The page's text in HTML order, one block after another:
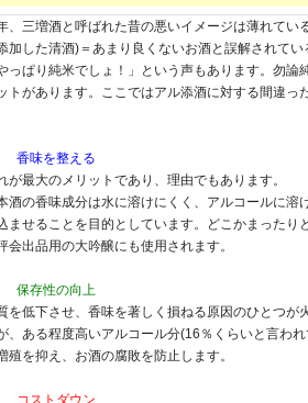
、三増酒と呼ばれた昔の悪いイメージは薄れて
加した清酒)＝あまり良くないお酒と誤解されて
っぱり純米でしょ！」という声もあります。勿
トがあります。ここではアル添酒に対する間違っ
香味を整える
が最大のメリットであり、理由でもあります。
酒の香味成分は水に溶けにくく、アルコールに
ませることを目的としています。どこかまったり
会出品用の大吟醸にも使用されます。
保存性の向上
を低下させ、香味を著しく損ねる原因のひとつが
、ある程度高いアルコール分(16％くらいと言わ
殖を抑え、お酒の腐敗を防止します。
コストダウン